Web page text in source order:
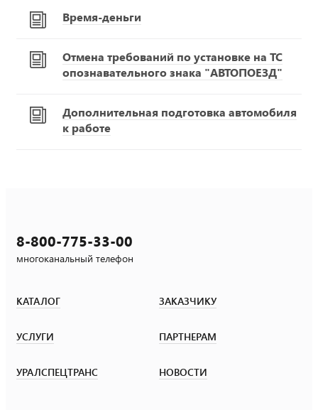
Время-деньги
Отмена требований по установке на ТС
опознавательного знака "АВТОПОЕЗД"
Дополнительная подготовка автомобиля
к работе
8-800-775-33-00
многоканальный телефон
КАТАЛОГ ЗАКАЗЧИКУ
УСЛУГИ ПАРТНЕРАМ
УРАЛСПЕЦТРАНС НОВОСТИ